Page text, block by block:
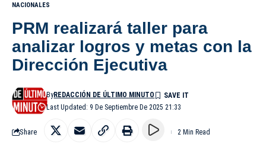
NACIONALES
PRM realizará taller para
analizar logros y metas con la
Dirección Ejecutiva
Last Updated: 9 De Septiembre De 2025 21:33
ByREDACCIÓN DE ÚLTIMO MINUTO
Share 2 Min Read